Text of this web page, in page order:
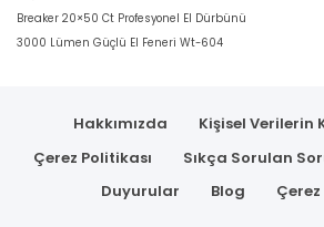
Breaker 20×50 Ct Profesyonel El Dürbünü
3000 Lümen Güçlü El Feneri Wt-604
Hakkımızda
Kişisel Verilerin
Çerez Politikası
Sıkça Sorulan
Duyurular
Blog